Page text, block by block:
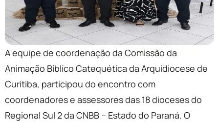
A equipe de coordenação da Comissão da
Animação Bíblico Catequética da Arquidiocese de
Curitiba, participou do encontro com
coordenadores e assessores das 18 dioceses do
Regional Sul 2 da CNBB – Estado do Paraná. O